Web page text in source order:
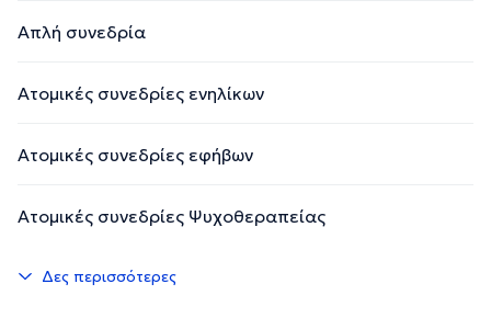
Απλή συνεδρία
Ατομικές συνεδρίες ενηλίκων
Ατομικές συνεδρίες εφήβων
Ατομικές συνεδρίες Ψυχοθεραπείας
Δες περισσότερες